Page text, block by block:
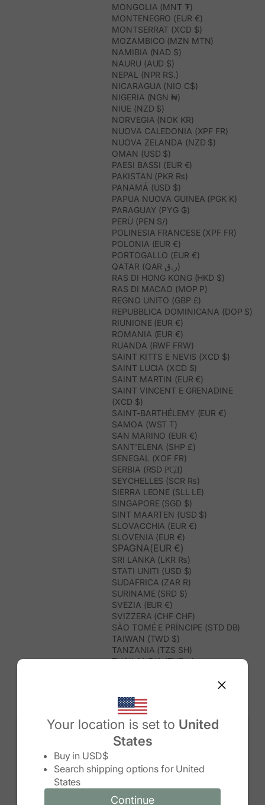
Your location is set to United
States
Buy in USD$
Search shipping options for United
States
Continue
Change country/region
Continue
MONGOLIA (MNT ₮)
MONTENEGRO (EUR €)
MONTSERRAT (XCD $)
MOZAMBICO (MZN MTN)
NAMIBIA (NAD $)
NAURU (AUD $)
NEPAL (NPR RS.)
NICARAGUA (NIO C$)
NIGERIA (NGN ₦)
NIUE (NZD $)
NORVEGIA (NOK KR)
NUOVA CALEDONIA (XPF FR)
NUOVA ZELANDA (NZD $)
OMAN (USD $)
PAESI BASSI (EUR €)
PAKISTAN (PKR ₨)
PANAMÁ (USD $)
PAPUA NUOVA GUINEA (PGK K)
PARAGUAY (PYG ₲)
PERÙ (PEN S/)
POLINESIA FRANCESE (XPF FR)
POLONIA (EUR €)
PORTOGALLO (EUR €)
QATAR (QAR ر.ق)
RAS DI HONG KONG (HKD $)
RAS DI MACAO (MOP P)
REGNO UNITO (GBP £)
REPUBBLICA DOMINICANA (DOP $)
RIUNIONE (EUR €)
ROMANIA (EUR €)
RUANDA (RWF FRW)
SAINT KITTS E NEVIS (XCD $)
SAINT LUCIA (XCD $)
SAINT MARTIN (EUR €)
SAINT VINCENT E GRENADINE
(XCD $)
SAINT-BARTHÉLEMY (EUR €)
SAMOA (WST T)
SAN MARINO (EUR €)
SANT’ELENA (SHP £)
SENEGAL (XOF FR)
SERBIA (RSD РСД)
SEYCHELLES (SCR ₨)
SIERRA LEONE (SLL LE)
SINGAPORE (SGD $)
SINT MAARTEN (USD $)
SLOVACCHIA (EUR €)
SLOVENIA (EUR €)
SPAGNA(EUR €)
SRI LANKA (LKR ₨)
STATI UNITI (USD $)
SUDAFRICA (ZAR R)
SURINAME (SRD $)
SVEZIA (EUR €)
SVIZZERA (CHF CHF)
SÃO TOMÉ E PRÍNCIPE (STD DB)
TAIWAN (TWD $)
TANZANIA (TZS SH)
THAILANDIA (THB ฿)
TONGA (TOP T$)
TRINIDAD E TOBAGO (TTD $)
TUNISIA (USD $)
TURCHIA (TRY ₺)
TURKMENISTAN (USD $)
UNGHERIA (EUR €)
UZBEKISTAN (UZS SO'M)